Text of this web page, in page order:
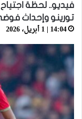
فيديو.. لحظة
تورينو وإحداث
14:04 | 1 أبريل، 2026